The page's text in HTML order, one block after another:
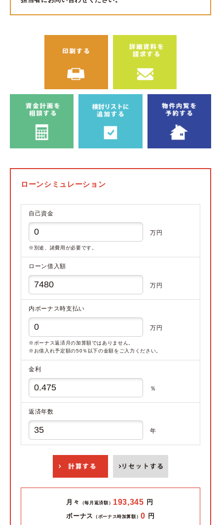
ローンシミュレーション
自己資金
万円
※別途、諸費用が必要です。
ローン借入額
万円
内ボーナス時支払い
万円
※ボーナス返済月の加算額ではありません。
※お借入れ予定額の50％以下の金額をご入力ください。
金利
％
返済年数
年
月々 （毎月返済額） 193,345 円
ボーナス
（ボーナス時加算額）0 円